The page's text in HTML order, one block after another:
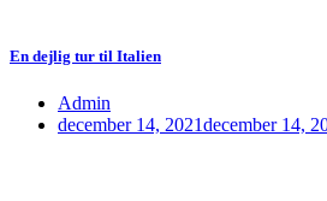
En dejlig tur til Italien
Admin
december 14, 2021december 14,